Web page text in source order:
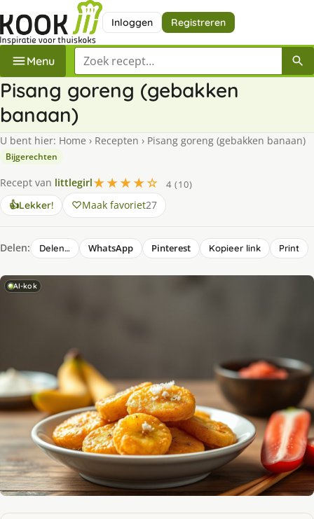
Inloggen Registreren
Menu Zoek een recept
Pisang goreng (gebakken
banaan)
U bent hier: Home › Recepten › Pisang goreng (gebakken banaan)
Bijgerechten
Recept van littlegirl★★★★☆
4 (10)
👍Lekker! Maak favoriet27
Delen: Delen… WhatsApp Pinterest Kopieer link Print
AI-kok